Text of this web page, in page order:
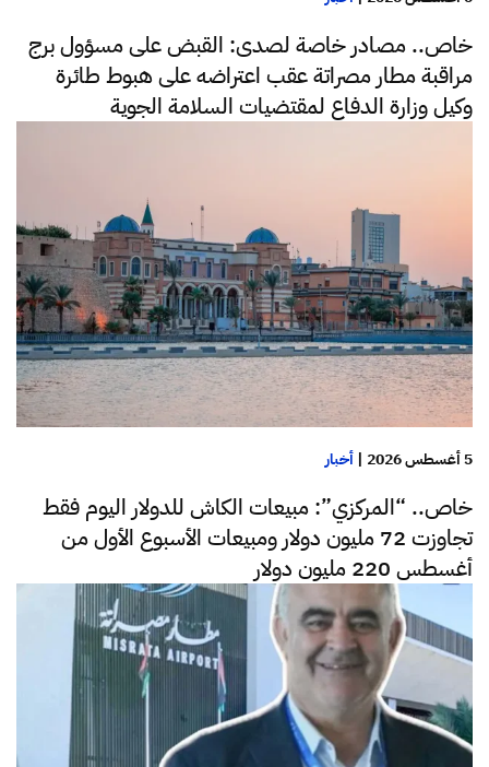
خاص.. مصادر خاصة لصدى: القبض على مسؤول برج
مراقبة مطار مصراتة عقب اعتراضه على هبوط طائرة
وكيل وزارة الدفاع لمقتضيات السلامة الجوية
5 أغسطس 2026 | أخبار
خاص.. “المركزي”: مبيعات الكاش للدولار اليوم فقط
تجاوزت 72 مليون دولار ومبيعات الأسبوع الأول من
أغسطس 220 مليون دولار